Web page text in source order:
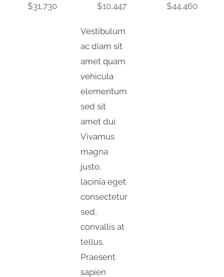
$31,730 $10,447
Vestibulum
ac diam sit
amet quam
vehicula
elementum
sed sit
amet dui.
Vivamus
magna
justo,
lacinia eget
consectetur
sed,
convallis at
tellus.
Praesent
sapien
$44,460